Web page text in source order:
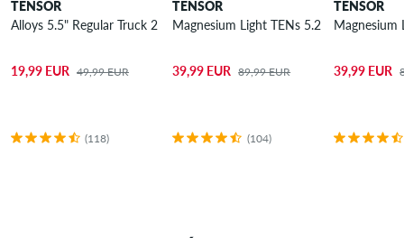
TENSOR
Alloys 5.5" Regular Truck 2 Pack 8.125"
19,99 EUR 49,99 EUR
(118)
TENSOR
Magnesium Light TENs 5.25" Low Truck
39,99 EUR 89,99 EUR
(104)
TENSOR
Magnesium
39,99 EUR